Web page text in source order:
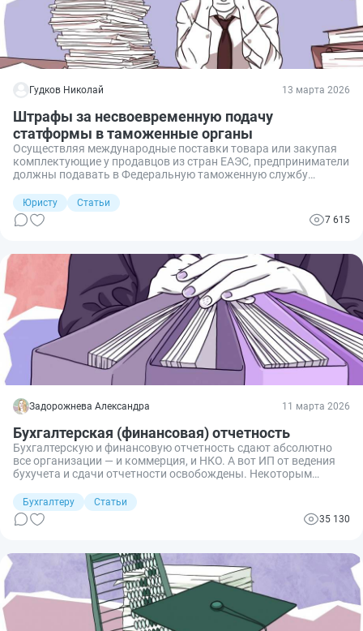
Гудков Николай 13 марта 2026
Штрафы за несвоевременную подачу
статформы в таможенные органы
Осуществляя международные поставки товара или закупая
комплектующие у продавцов из стран ЕАЭС, предприниматели
должны подавать в Федеральную таможенную службу
статформы и в какие сроки должны быть переданы, а также
какая ответственность наступит за их непредставление.
Юристу
Статьи
7 615
Задорожнева Александра 11 марта 2026
Бухгалтерская (финансовая) отчетность
Бухгалтерскую и финансовую отчетность сдают абсолютно
все организации — и коммерция, и НКО. А вот ИП от ведения
бухучета и сдачи отчетности освобождены. Некоторым
в нюансах.
Бухгалтеру
Статьи
35 130